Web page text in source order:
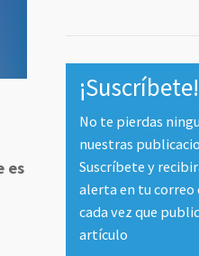
es
¡Suscríbete!
No te pierdas
nuestras
Suscríbete y
alerta en tu
cada vez que
artículo